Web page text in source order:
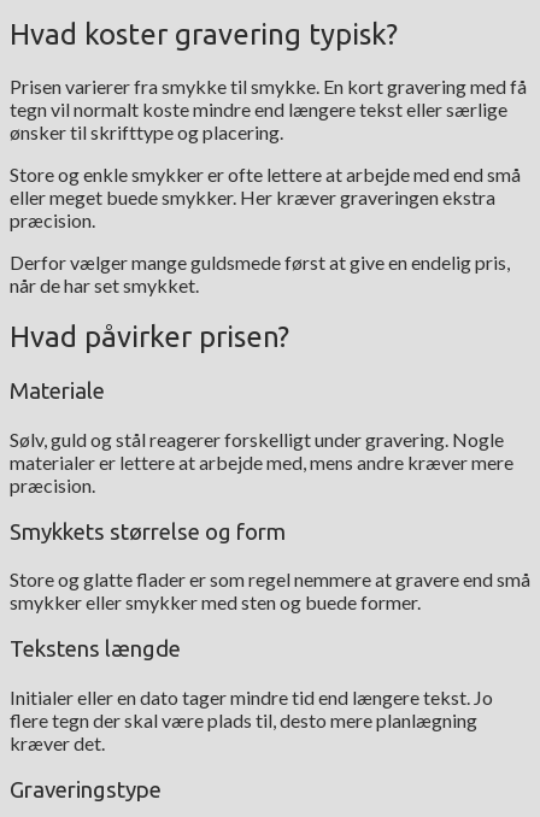
Hvad koster gravering typisk?
Prisen varierer fra smykke til smykke. En kort gravering med få
tegn vil normalt koste mindre end længere tekst eller særlige
ønsker til skrifttype og placering.
Store og enkle smykker er ofte lettere at arbejde med end små
eller meget buede smykker. Her kræver graveringen ekstra
præcision.
Derfor vælger mange guldsmede først at give en endelig pris,
når de har set smykket.
Hvad påvirker prisen?
Materiale
Sølv, guld og stål reagerer forskelligt under gravering. Nogle
materialer er lettere at arbejde med, mens andre kræver mere
præcision.
Smykkets størrelse og form
Store og glatte flader er som regel nemmere at gravere end små
smykker eller smykker med sten og buede former.
Tekstens længde
Initialer eller en dato tager mindre tid end længere tekst. Jo
flere tegn der skal være plads til, desto mere planlægning
kræver det.
Graveringstype